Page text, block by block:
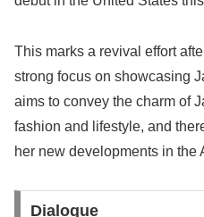
This marks a revival effort
strong focus on showcasing
aims to convey the charm of
fashion and lifestyle, and
her new developments in the
Dialogue